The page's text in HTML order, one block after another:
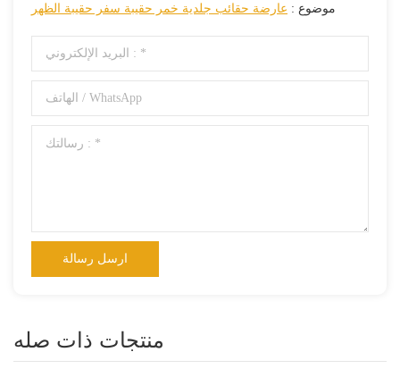
موضوع : عارضة حقائب جلدية خمر حقيبة سفر حقيبة الظهر
منتجات ذات صله